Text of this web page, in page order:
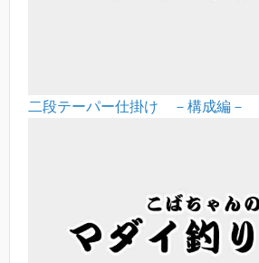
二段テーパー仕掛け －構成編－